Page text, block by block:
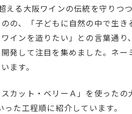
える大阪ワインの伝統を守りつ
の、「子どもに自然の中で生
インを造りたい」との言葉通
発して注目を集めました。ネ
ます。
カット・ベリーＡ」を使った
た工程順に紹介しています。